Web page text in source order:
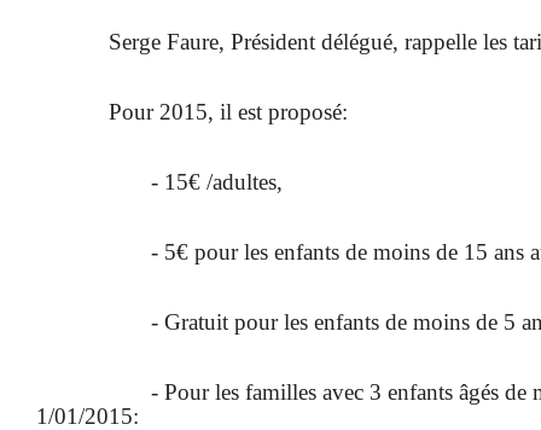
Serge Faure, Président délégué, rappelle les
Pour 2015, il est proposé:
- 15€ /adultes,
- 5€ pour les enfants de moins de 15 ans
- Gratuit pour les enfants de moins de 5
- Pour les familles avec 3 enfants âgés de
1/01/2015: